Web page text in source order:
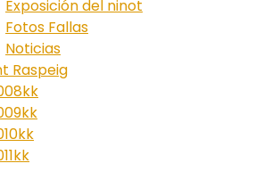
Exposición del ninot
Fotos Fallas
Noticias
Raspeig